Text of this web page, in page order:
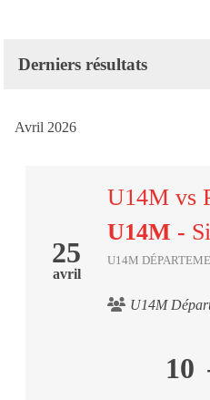
Derniers résultats
Avril 2026
25
avril
U14M vs
U14M -
U14M
U14M
10